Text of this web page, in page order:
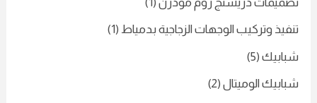
وتركيب الوجهات الزجاجية بدمياط(1)
(5)
الوميتال(2)